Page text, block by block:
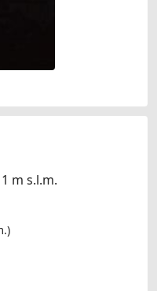
m s.l.m.